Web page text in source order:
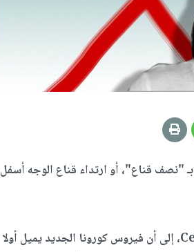
قناع"، أو ارتداء قناع الوجه أسفل
وأشارت دراسة من جامعة نورث كارولينا (UNC) نُشرت في مجلة Cell، إلى أن فيروس كورونا الجديد يميل أولا